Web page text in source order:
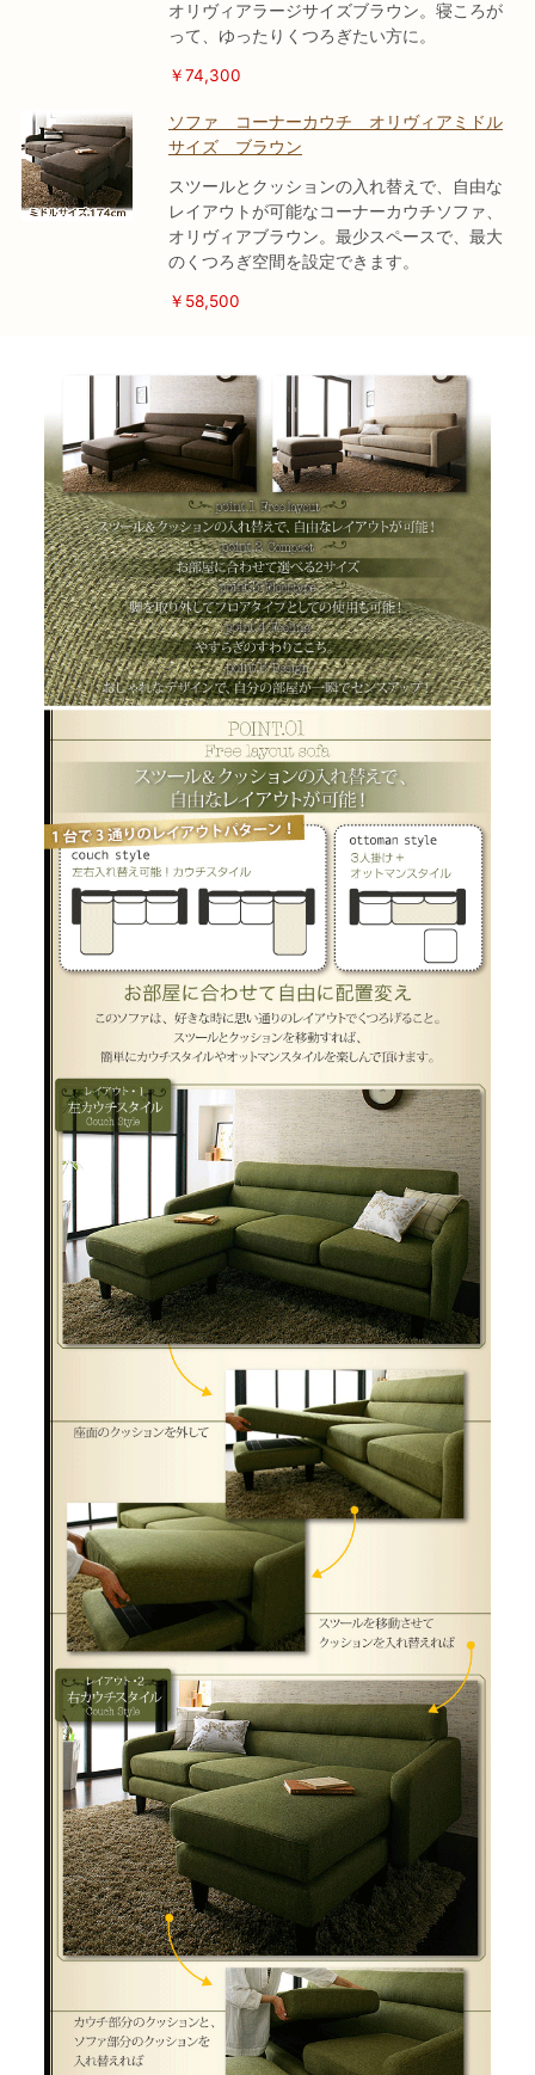
オリヴィアラージサイズブラウン。寝ころが
って、ゆったりくつろぎたい方に。
￥74,300
ソファ コーナーカウチ オリヴィアミドル
サイズ ブラウン
スツールとクッションの入れ替えで、自由な
レイアウトが可能なコーナーカウチソファ、
オリヴィアブラウン。最少スペースで、最大
のくつろぎ空間を設定できます。
￥58,500